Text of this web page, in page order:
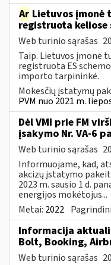
Ar Lietuvos įmonė
registruota keliose
Web turinio sąrašas
Taip. Lietuvos įmonė
registruota ES
importo tarpininkė.
Mokesčių įstatymų
PVM nuo 2021 m.
Dėl VMI prie FM
įsakymo Nr. VA-6
Web turinio sąrašas
Informuojame, kad,
akcizų įstatymo
2023 m. sausio 1 d.
energijos mokėtojus...
Metai: 2022
Informacija
Bolt, Booking,
Web turinio sąrašas